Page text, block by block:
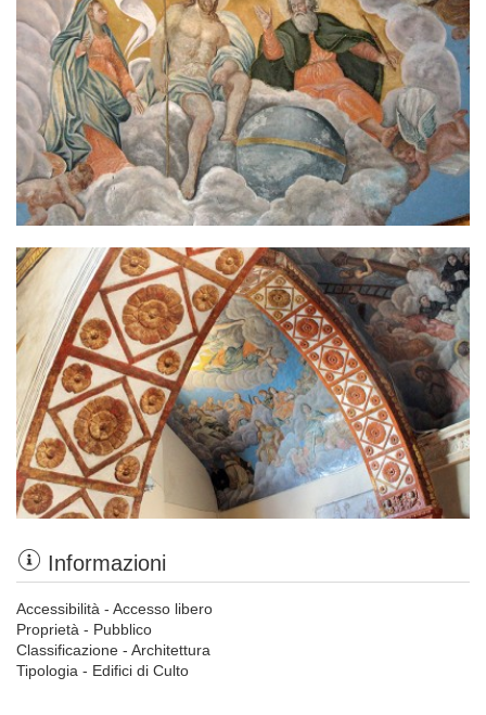
Informazioni
Accessibilità - Accesso libero
Proprietà - Pubblico
Classificazione - Architettura
Tipologia - Edifici di Culto